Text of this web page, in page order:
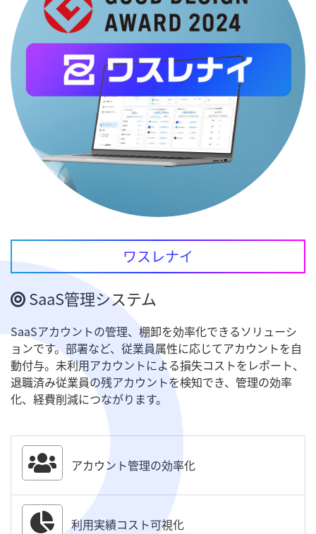
ワスレナイ
SaaS管理システム
SaaSアカウントの管理、棚卸を効率化できるソリューシ
ョンです。部署など、従業員属性に応じてアカウントを自
動付与。未利用アカウントによる損失コストをレポート、
退職済み従業員の残アカウントを検知でき、管理の効率
化、経費削減につながります。
アカウント管理の効率化
利用実績コスト可視化